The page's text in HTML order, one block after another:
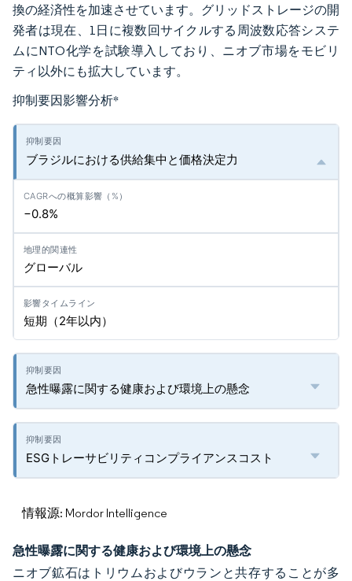
換の経済性を加速させています。グリッドストレージの開
発者は現在、1日に複数回サイクルする周波数応答システ
ムにNTO化学を試験導入しており、ニオブ市場をモビリ
ティ以外にも拡大しています。
抑制要因影響分析*
ブラジルにおける供給集中と価格決定力
−0.8%
グローバル
短期（2年以内）
急性曝露に関する健康および環境上の懸念
ESGトレーサビリティコンプライアンスコスト
情報源: Mordor Intelligence
急性曝露に関する健康および環境上の懸念
ニオブ鉱石はトリウムおよびウランと共存することが多